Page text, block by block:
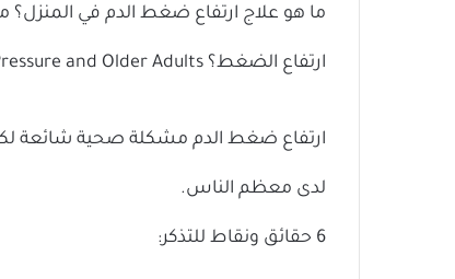
ما هو علاج ارتفاع ضغط الدم في
ارتفاع الضغط؟ High Blood Pressure and Older Adults
ارتفاع ضغط الدم مشكلة صحية شائعة
لدى معظم الناس.
6 حقائق ونقاط للتذكر: